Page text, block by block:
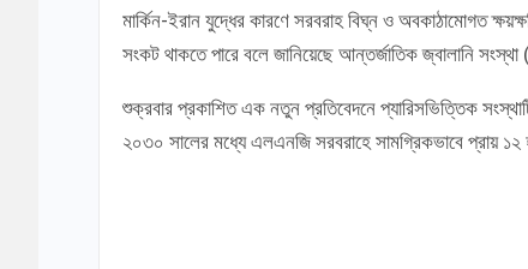
মার্কিন-ইরান যুদ্ধের কারণে সরবরাহ বিঘ্ন ও অবকাঠামোগত
সংকট থাকতে পারে বলে জানিয়েছে আন্তর্জাতিক জ্বালানি
শুক্রবার প্রকাশিত এক নতুন প্রতিবেদনে প্যারিসভিত্তিক
২০৩০ সালের মধ্যে এলএনজি সরবরাহে সামগ্রিকভাবে প্রায় ১২